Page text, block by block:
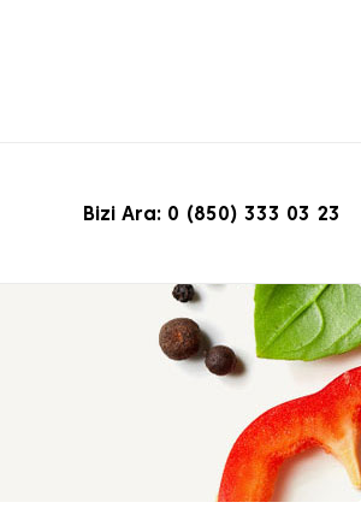
Bizi Ara: 0 (850) 333 03 23